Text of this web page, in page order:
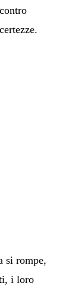
si rompe,
i loro